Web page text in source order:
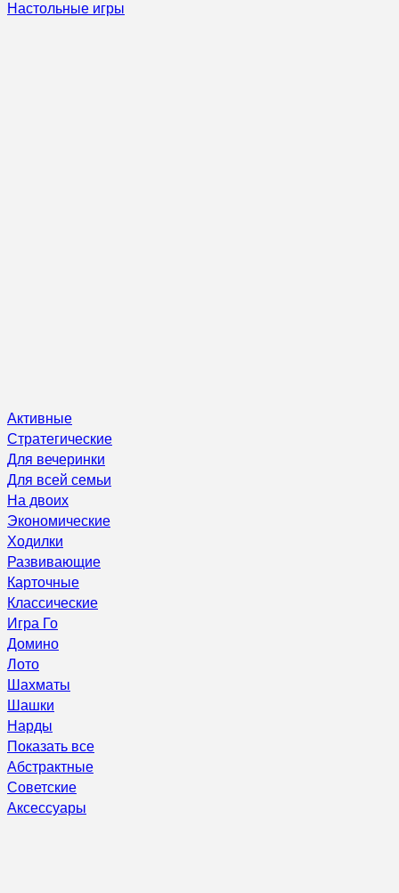
Настольные игры
Активные
Стратегические
Для вечеринки
Для всей семьи
На двоих
Экономические
Ходилки
Развивающие
Карточные
Классические
Игра Го
Домино
Лото
Шахматы
Шашки
Нарды
Показать все
Абстрактные
Советские
Аксессуары